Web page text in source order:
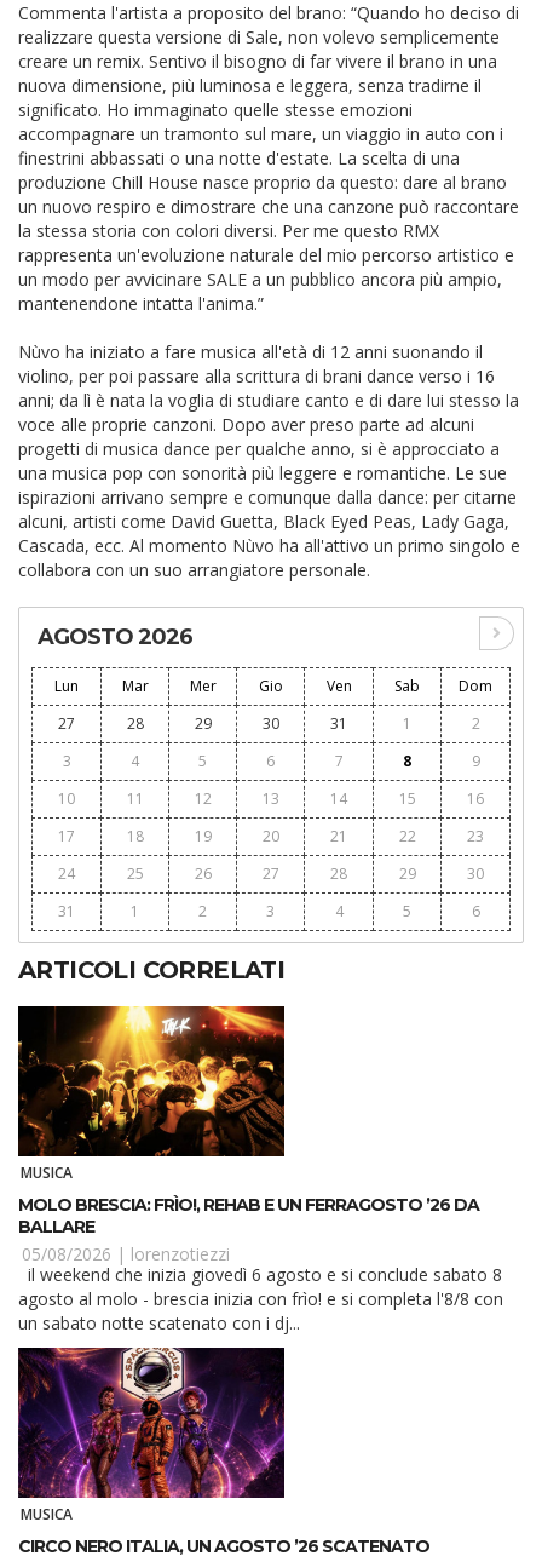
Commenta l'artista a proposito del brano: “Quando ho deciso di
realizzare questa versione di Sale, non volevo semplicemente
creare un remix. Sentivo il bisogno di far vivere il brano in una
nuova dimensione, più luminosa e leggera, senza tradirne il
significato. Ho immaginato quelle stesse emozioni
accompagnare un tramonto sul mare, un viaggio in auto con i
finestrini abbassati o una notte d'estate. La scelta di una
produzione Chill House nasce proprio da questo: dare al brano
un nuovo respiro e dimostrare che una canzone può raccontare
la stessa storia con colori diversi. Per me questo RMX
rappresenta un'evoluzione naturale del mio percorso artistico e
un modo per avvicinare SALE a un pubblico ancora più ampio,
mantenendone intatta l'anima.”
Nùvo ha iniziato a fare musica all'età di 12 anni suonando il
violino, per poi passare alla scrittura di brani dance verso i 16
anni; da lì è nata la voglia di studiare canto e di dare lui stesso la
voce alle proprie canzoni. Dopo aver preso parte ad alcuni
progetti di musica dance per qualche anno, si è approcciato a
una musica pop con sonorità più leggere e romantiche. Le sue
ispirazioni arrivano sempre e comunque dalla dance: per citarne
alcuni, artisti come David Guetta, Black Eyed Peas, Lady Gaga,
Cascada, ecc. Al momento Nùvo ha all'attivo un primo singolo e
collabora con un suo arrangiatore personale.
AGOSTO 2026
Lun Mar Mer Gio Ven Sab
Dom
27
28 29 30 31 1
2
3
4 5 6 7 8
9
10
11 12 13 14 15
16
17
18 19 20 21 22
23
24
25 26 27 28 29
30
31
1 2 3 4 5 6
ARTICOLI CORRELATI
MUSICA
MOLO BRESCIA: FRÌO!, REHAB E UN FERRAGOSTO ’26 DA
BALLARE
05/08/2026 | lorenzotiezzi
agosto al molo - brescia inizia con frìo! e si completa l'8/8 con
un sabato notte scatenato con i dj...
MUSICA
CIRCO NERO ITALIA, UN AGOSTO ’26 SCATENATO